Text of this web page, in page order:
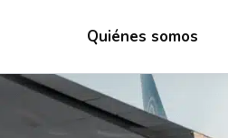
Quiénes somos